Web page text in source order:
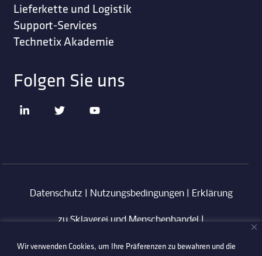
Wir verwenden Cookies, um Ihre Präferenzen zu bewahren und die
Lieferkette und Logistik
Support-Services
Technetix Akademie
Folgen Sie uns
Datenschutz Nutzungsbedingungen| Erklärung
zu Sklaverei und Menschenhandel|
Verhaltenskodex für Lieferanten|Anti-